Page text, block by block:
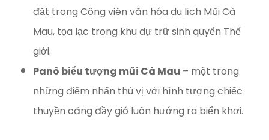
đặt trong Công viên văn hóa du lịch Mũi Cà
Mau, tọa lạc trong khu dự trữ sinh quyển Thế
giới.
Panô biểu tượng mũi Cà Mau – một trong
những điểm nhấn thú vị với hình tượng chiếc
thuyền căng đầy gió luôn hướng ra biển khơi.